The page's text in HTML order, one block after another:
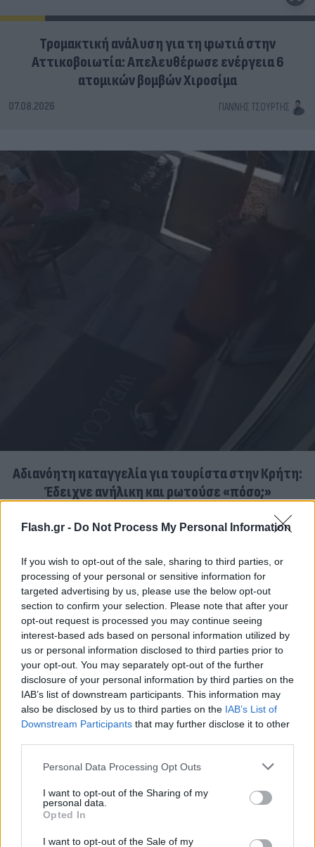
Flash.gr - Do Not Process My Personal Information
If you wish to opt-out of the sale, sharing to third parties, or
processing of your personal or sensitive information for
targeted advertising by us, please use the below opt-out
section to confirm your selection. Please note that after your
opt-out request is processed you may continue seeing
interest-based ads based on personal information utilized by
us or personal information disclosed to third parties prior to
your opt-out. You may separately opt-out of the further
disclosure of your personal information by third parties on the
IAB’s list of downstream participants. This information may
also be disclosed by us to third parties on the IAB’s List of
Downstream Participants that may further disclose it to other
Please note that this website/app uses one or more Google
not limited to your visit or usage behaviour. You may click to
grant or deny consent to Google and its third-party tags to
use your data for below specified purposes in below Google
consent section.
Personal Data Processing Opt Outs
I want to opt-out of the Sharing of my
personal data.
Opted In
I want to opt-out of the Sale of my
Τρομακτική ανάλυση για τη φωτιά στην
Αττικοβοιωτία: Απελευθέρωσε ενέργεια 6
ατομικών βομβών Χιροσίμα
07.08.2026 ΓΙΆΝΝΗΣ ΤΣΟΎΡΤΗΣ
Αδιανόητη καταγγελία για τουρίστα στην Κρήτη:
Έδειχνε ανήλικη και ρωτούσε «πόσο;»